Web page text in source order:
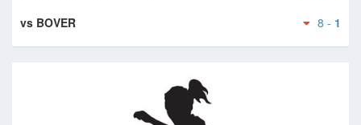
vs BOVER
8 - 1